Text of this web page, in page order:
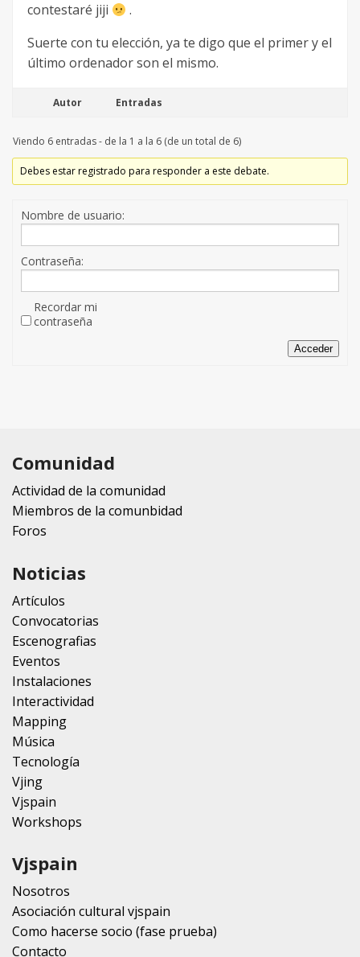
contestaré jiji
.
Suerte con tu elección, ya te digo que el primer y el
último ordenador son el mismo.
Autor Entradas
Viendo 6 entradas - de la 1 a la 6 (de un total de 6)
Debes estar registrado para responder a este debate.
Nombre de usuario:
Contraseña:
Recordar mi
contraseña
Acceder
Comunidad
Actividad de la comunidad
Miembros de la comunbidad
Foros
Noticias
Artículos
Convocatorias
Escenografias
Eventos
Instalaciones
Interactividad
Mapping
Música
Tecnología
Vjing
Vjspain
Workshops
Vjspain
Nosotros
Asociación cultural vjspain
Como hacerse socio (fase prueba)
Contacto